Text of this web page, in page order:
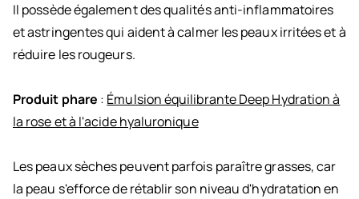
Il possède également des qualités anti-inflammatoires
et astringentes qui aident à calmer les peaux irritées et à
réduire les rougeurs.
Produit phare : Émulsion équilibrante Deep Hydration à
la rose et à l'acide hyaluronique
Les peaux sèches peuvent parfois paraître grasses, car
la peau s'efforce de rétablir son niveau d'hydratation en